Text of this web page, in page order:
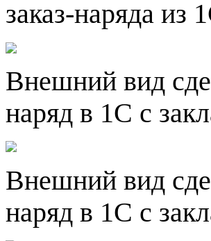
заказ-наряда из
Внешний вид
наряд в 1С с
Внешний вид
наряд в 1С с